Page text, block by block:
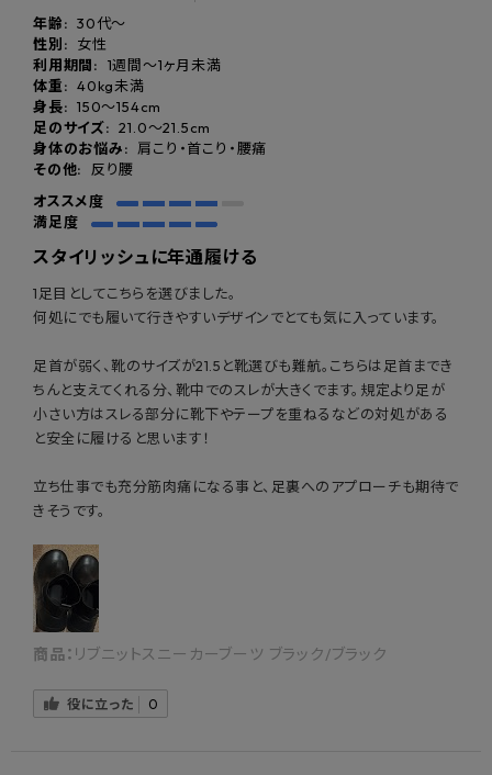
着地時にかかとがブレず、しっかりと止まるホルダー構造を採用。
歩行時に前へ流れやすい体重を一度受け止めることで、前重心になりがち
なクセを整え、安定した一歩をサポートします。
さらに、かかと部分をカットした
サポート。
年齢: 30代～
性別:
女性
利用期間:
1週間～1ヶ月未満
体重: 40kg未満
身長: 150〜154cm
足のサイズ: 21.0〜21.5cm
身体のお悩み:
肩こり・首こり・腰痛
その他:
反り腰
オススメ度
満足度
スタイリッシュに年通履ける
1足目としてこちらを選びました。
何処にでも履いて行きやすいデザインでとても気に入っています。
足首が弱く、靴のサイズが21.5と靴選びも難航。こちらは足首までき
ちんと支えてくれる分、靴中でのスレが大きくでます。規定より足が
小さい方はスレる部分に靴下やテープを重ねるなどの対処がある
と安全に履けると思います！
立ち仕事でも充分筋肉痛になる事と、足裏へのアプローチも期待で
きそうです。
商品： リブニットスニーカーブーツ ブラック/ブラック
役に立った 0